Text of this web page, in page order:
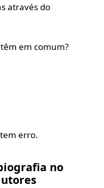
através do
em comum?
erro.
no